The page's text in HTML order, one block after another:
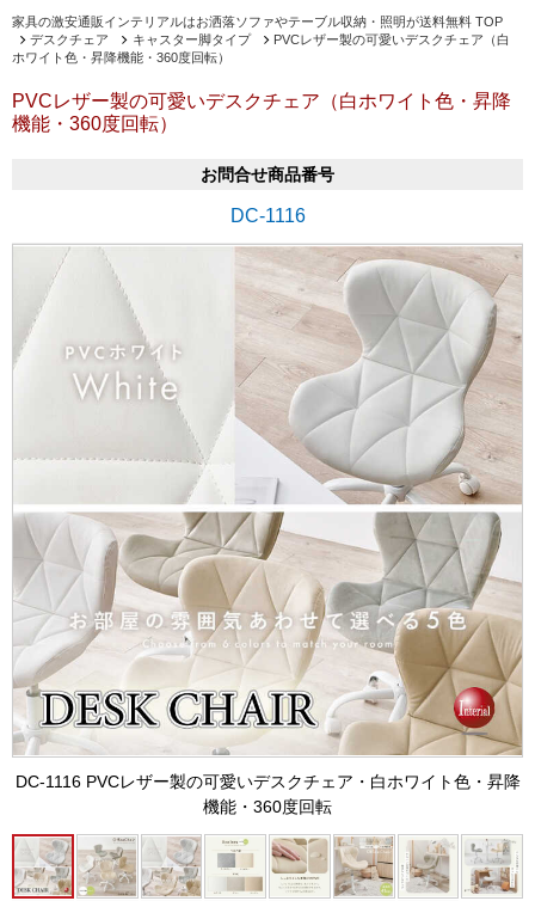
家具の激安通販インテリアルはお洒落ソファやテーブル収納・照明が送料無料 TOP
デスクチェア
キャスター脚タイプ
PVCレザー製の可愛いデスクチェア（白
ホワイト色・昇降機能・360度回転）
PVCレザー製の可愛いデスクチェア（白ホワイト色・昇降
機能・360度回転）
お問合せ商品番号
DC-1116
DC-1116 PVCレザー製の可愛いデスクチェア・白ホワイト色・昇降
機能・360度回転